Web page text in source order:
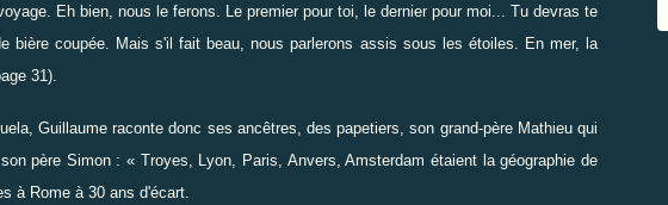
Eh bien, nous le ferons. Le premier pour toi, le dernier pour moi... Tu devras te
bière coupée. Mais s'il fait beau, nous parlerons assis sous les étoiles. En mer, la
31).
Guillaume raconte donc ses ancêtres, des papetiers, son grand-père Mathieu qui
père Simon : « Troyes, Lyon, Paris, Anvers, Amsterdam étaient la géographie de
à Rome à 30 ans d'écart.